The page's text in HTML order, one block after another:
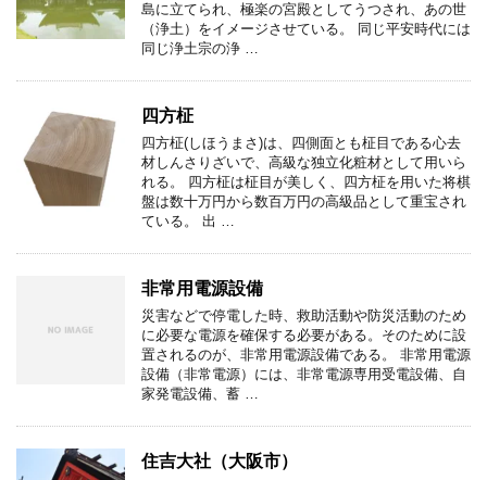
島に立てられ、極楽の宮殿としてうつされ、あの世
（浄土）をイメージさせている。 同じ平安時代には
同じ浄土宗の浄 …
四方柾
四方柾(しほうまさ)は、四側面とも柾目である心去
材しんさりざいで、高級な独立化粧材として用いら
れる。 四方柾は柾目が美しく、四方柾を用いた将棋
盤は数十万円から数百万円の高級品として重宝され
ている。 出 …
非常用電源設備
災害などで停電した時、救助活動や防災活動のため
に必要な電源を確保する必要がある。そのために設
置されるのが、非常用電源設備である。 非常用電源
設備（非常電源）には、非常電源専用受電設備、自
家発電設備、蓄 …
住吉大社（大阪市）